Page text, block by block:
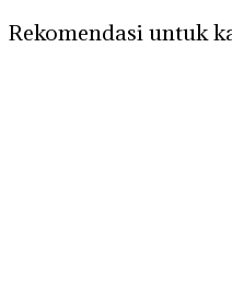
Rekomendasi untuk